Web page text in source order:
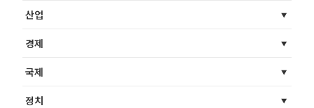
산업
경제
국제
정치